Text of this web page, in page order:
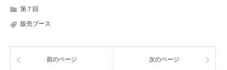
第７回
販売ブース
前のページ 次のページ